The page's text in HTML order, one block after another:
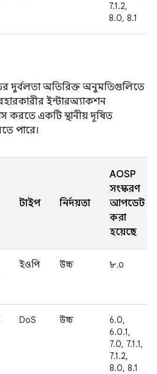
7.1.2,
8.0, 8.1
দুর্বলতা অতিরিক্ত অনুমতিগুলিতে
ইন্টারঅ্যাকশন
করতে একটি স্থানীয় দূষিত
পারে।
টাইপ নির্দয়তা
AOSP
সংস্করণ
আপডেট
করা
হয়েছে
ইওপি উচ্চ ৮.০
DoS উচ্চ
6.0,
6.0.1,
7.0, 7.1.1,
7.1.2,
8.0, 8.1